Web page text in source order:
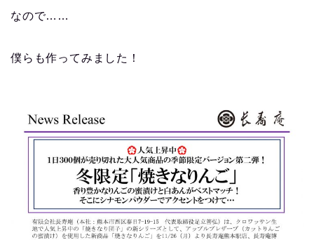
なので……
僕らも作ってみました！